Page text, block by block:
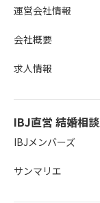
運営会社情報
会社概要
求人情報
IBJ直営 結婚相
IBJメンバーズ
サンマリエ